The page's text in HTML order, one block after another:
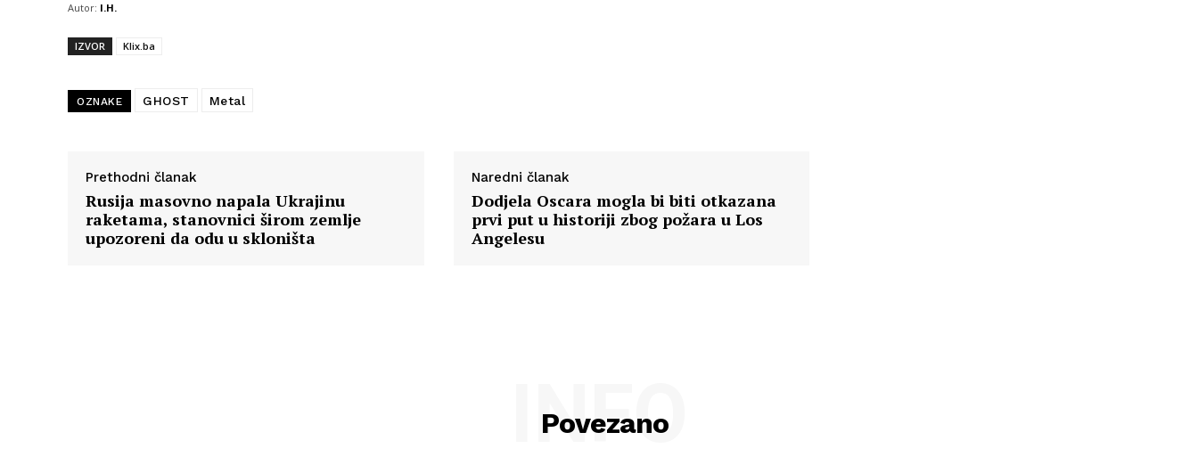
Autor: I.H.
IZVOR Klix.ba
OZNAKE GHOST Metal
Prethodni članak
Rusija masovno napala Ukrajinu
raketama, stanovnici širom zemlje
upozoreni da odu u skloništa
Naredni članak
Dodjela Oscara mogla bi biti otkazana
prvi put u historiji zbog požara u Los
Angelesu
Povezano
INFO